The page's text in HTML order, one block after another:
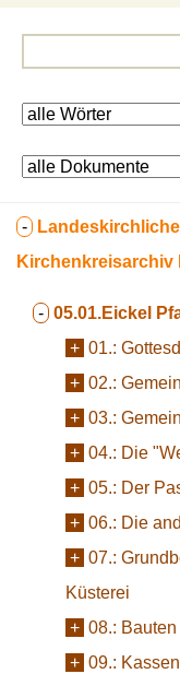
-
Kirchenkreisarchiv
- 05.01.Eickel
+ 01.:
+ 02.:
+ 03.:
+ 04.: Die
+ 05.: Der
+ 06.: Die
+ 07.:
Küsterei
+ 08.:
+ 09.: